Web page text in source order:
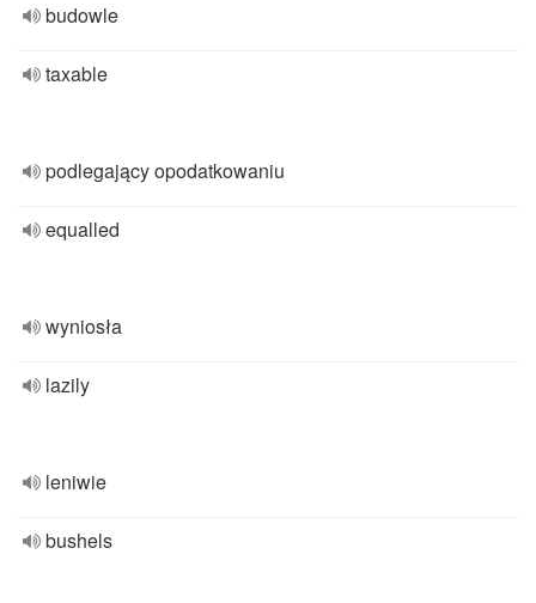
budowle
taxable
podlegający opodatkowaniu
equalled
wyniosła
lazily
leniwie
bushels